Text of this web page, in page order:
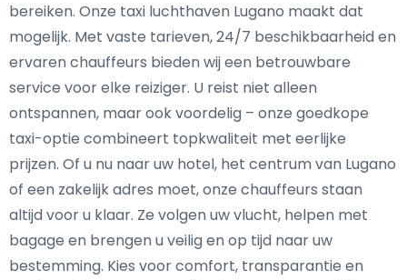
bereiken. Onze taxi luchthaven Lugano maakt dat
mogelijk. Met vaste tarieven, 24/7 beschikbaarheid en
ervaren chauffeurs bieden wij een betrouwbare
service voor elke reiziger. U reist niet alleen
ontspannen, maar ook voordelig – onze goedkope
taxi-optie combineert topkwaliteit met eerlijke
prijzen. Of u nu naar uw hotel, het centrum van Lugano
of een zakelijk adres moet, onze chauffeurs staan
altijd voor u klaar. Ze volgen uw vlucht, helpen met
bagage en brengen u veilig en op tijd naar uw
bestemming. Kies voor comfort, transparantie en